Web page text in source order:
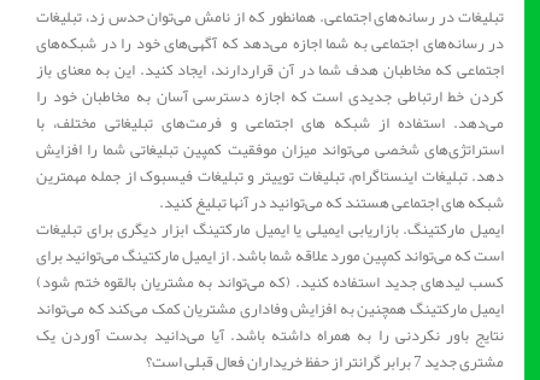
تبلیغات در رسانه‌های اجتماعی. همانطور که از نامش می‌توان حدس زد، تبلیغات
در رسانه‌های اجتماعی به شما اجازه می‌دهد که آگهی‌های خود را در شبکه‌های
اجتماعی که مخاطبان هدف شما در آن قراردارند، ایجاد کنید. این به معنای باز
کردن خط ارتباطی جدیدی است که اجازه دسترسی آسان به مخاطبان خود را
می‌دهد. استفاده از شبکه های اجتماعی و فرمت‌های تبلیغاتی مختلف، با
استراتژی‌های شخصی می‌تواند میزان موفقیت کمپین تبلیغاتی شما را افزایش
دهد. تبلیغات اینستاگرام، تبلیغات توییتر و تبلیغات فیسبوک از جمله مهمترین
شبکه های اجتماعی هستند که می‌توانید در آنها تبلیغ کنید.
ایمیل مارکتینگ. بازاریابی ایمیلی یا ایمیل مارکتینگ ابزار دیگری برای تبلیغات
است که می‌تواند کمپین مورد علاقه شما باشد. از ایمیل مارکتینگ می‌توانید برای
کسب لیدهای جدید استفاده کنید. (که می‌تواند به مشتریان بالقوه ختم شود)
ایمیل مارکتینگ همچنین به افزایش وفاداری مشتریان کمک می‌کند که می‌تواند
نتایج باور نکردنی را به همراه داشته باشد. آیا می‌دانید بدست آوردن یک
مشتری جدید 7 برابر گرانتر از حفظ خریداران فعال قبلی است؟